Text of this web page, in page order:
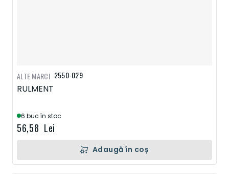
2550-029
RULMENT
6 buc în stoc
56,58 Lei
ALTE MARCI
Adaugă în coș